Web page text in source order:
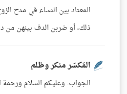
المعتاد بين النساء في مدح
ذلك، أو ضربن الدف بينهن من
المَكسَر منكر وظلم
الجواب: وعليكم السلام ورحمة